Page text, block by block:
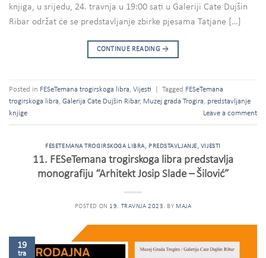
knjiga, u srijedu, 24. travnja u 19:00 sati u Galeriji Cate Dujšin
Ribar održat će se predstavljanje zbirke pjesama Tatjane […]
CONTINUE READING →
Posted in FESeTemana trogirskoga libra, Vijesti Tagged FESeTemana
trogirskoga libra, Galerija Cate Dujšin Ribar, Muzej grada Trogira, predstavljanje
knjige
Leave a comment
FESETEMANA TROGIRSKOGA LIBRA, PREDSTAVLJANJE, VIJESTI
11. FESeTemana trogirskoga libra predstavlja
monografiju “Arhitekt Josip Slade – Šilović”
POSTED ON 19. TRAVNJA 2023. BY MAJA
19
tra